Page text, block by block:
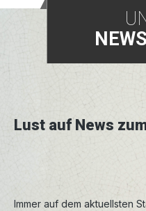
Lust auf News
Immer auf dem aktuellsten